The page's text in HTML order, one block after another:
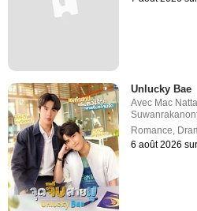
Unlucky Bae
Avec Mac
Romance,
6 août 2026